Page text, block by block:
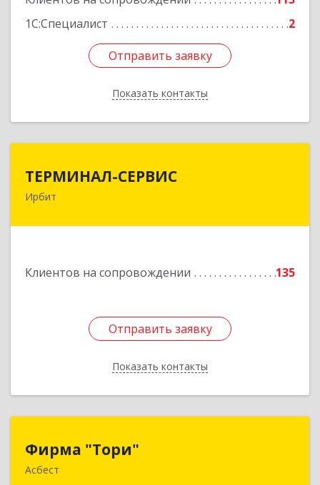
1С:Специалист
2
Отправить заявку
Показать контакты
Отправить заявку
Назад
ТЕРМИНАЛ-СЕРВИС
Ирбит
Клиентов на сопровождении 135
Отправить заявку
Показать контакты
Отправить заявку
Назад
Фирма "Тори"
Асбест
624286, Свердловская обл, Асбест г, Малышева